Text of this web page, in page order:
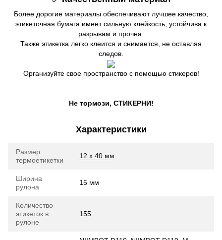
Более дорогие материалы обеспечивают лучшее качество,
этикеточная бумага имеет сильную клейкость, устойчива к
разрывам и прочна.
Также этикетка легко клеится и снимается, не оставляя
следов.
​​Организуйте свое пространство с помощью стикеров!
Не тормози, СТИКЕРНИ!
Характеристики
Размер
термоетикетки
12 х 40 мм
Ширина
рулона
15 мм
Количество
этикеток в
рулоне
155